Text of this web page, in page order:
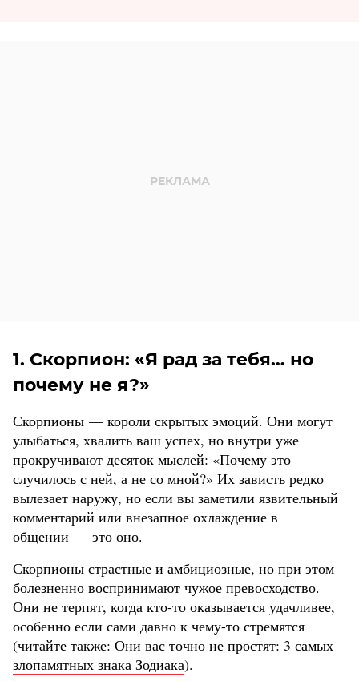
1. Скорпион: «Я рад за тебя… но
почему не я?»
Скорпионы — короли скрытых эмоций. Они могут
улыбаться, хвалить ваш успех, но внутри уже
прокручивают десяток мыслей: «Почему это
случилось с ней, а не со мной?» Их зависть редко
вылезает наружу, но если вы заметили язвительный
комментарий или внезапное охлаждение в
общении — это оно.
Скорпионы страстные и амбициозные, но при этом
болезненно воспринимают чужое превосходство.
Они не терпят, когда кто-то оказывается удачливее,
особенно если сами давно к чему-то стремятся
(читайте также: Они вас точно не простят: 3 самых
злопамятных знака Зодиака).